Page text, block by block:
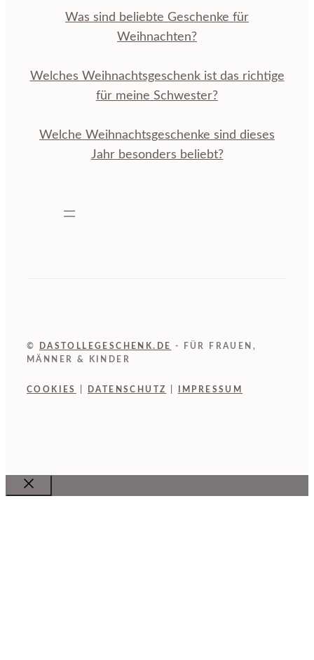
Was sind beliebte Geschenke für
Weihnachten?
Welches Weihnachtsgeschenk ist das richtige
für meine Schwester?
Welche Weihnachtsgeschenke sind dieses
Jahr besonders beliebt?
© DASTOLLEGESCHENK.DE
- FÜR FRAUEN,
MÄNNER & KINDER
COOKIES DATENSCHUTZ IMPRESSUM